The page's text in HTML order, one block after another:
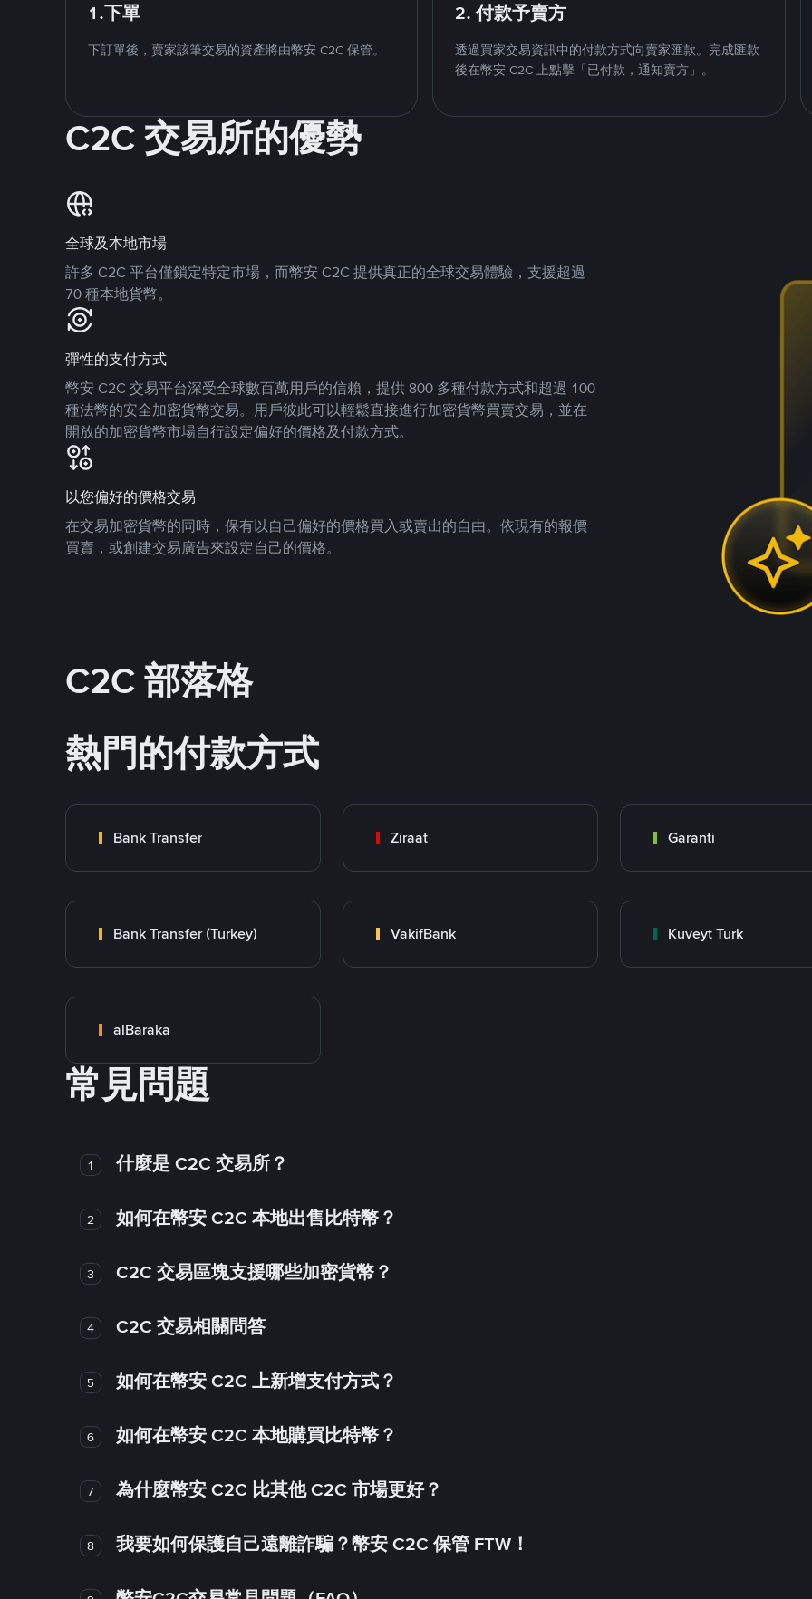
1.下單
下訂單後，賣家該筆交易的資產將由幣安 C2C 保管。
2. 付款予賣方
透過買家交易資訊中的付款方式向賣家匯款。完成匯款
後在幣安 C2C 上點擊「已付款，通知賣方」。
C2C 交易所的優勢
全球及本地市場
許多 C2C 平台僅鎖定特定市場，而幣安 C2C 提供真正的全球交易體驗，支援超過
70 種本地貨幣。
彈性的支付方式
幣安 C2C 交易平台深受全球數百萬用戶的信賴，提供 800 多種付款方式和超過 100
種法幣的安全加密貨幣交易。用戶彼此可以輕鬆直接進行加密貨幣買賣交易，並在
開放的加密貨幣市場自行設定偏好的價格及付款方式。
以您偏好的價格交易
在交易加密貨幣的同時，保有以自己偏好的價格買入或賣出的自由。依現有的報價
買賣，或創建交易廣告來設定自己的價格。
C2C 部落格
熱門的付款方式
Bank Transfer Ziraat Garanti
Bank Transfer (Turkey) VakifBank Kuveyt Turk
alBaraka
常見問題
1 什麼是 C2C 交易所？
2 如何在幣安 C2C 本地出售比特幣？
3 C2C 交易區塊支援哪些加密貨幣？
4 C2C 交易相關問答
5 如何在幣安 C2C 上新增支付方式？
6 如何在幣安 C2C 本地購買比特幣？
7 為什麼幣安 C2C 比其他 C2C 市場更好？
8 我要如何保護自己遠離詐騙？幣安 C2C 保管 FTW！